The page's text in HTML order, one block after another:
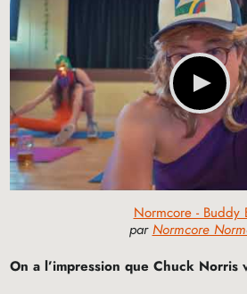
Normcore - Buddy
parNormcore
On a l’impression que Chuck Norris